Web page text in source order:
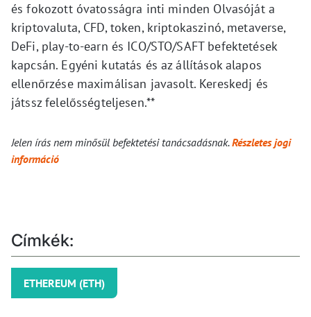
és fokozott óvatosságra inti minden Olvasóját a
kriptovaluta, CFD, token, kriptokaszinó, metaverse,
DeFi, play-to-earn és ICO/STO/SAFT befektetések
kapcsán. Egyéni kutatás és az állítások alapos
ellenőrzése maximálisan javasolt. Kereskedj és
játssz felelősségteljesen.**
Jelen írás nem minősül befektetési tanácsadásnak.Részletes jogi
információ
Címkék:
ETHEREUM (ETH)